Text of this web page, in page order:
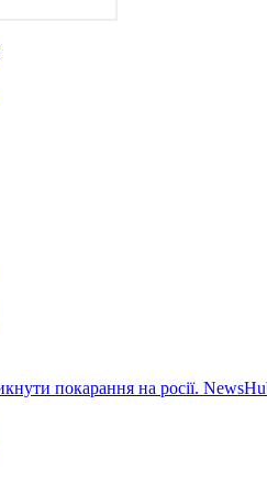
покарання на росії.